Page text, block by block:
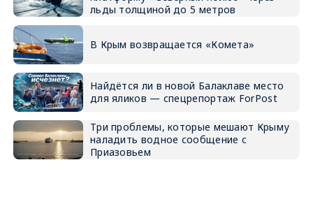
льды толщиной до 5 метров
В Крым возвращается «Комета»
Найдётся ли в новой Балаклаве место
для яликов — спецрепортаж ForPost
Три проблемы, которые мешают Крыму
наладить водное сообщение с
Приазовьем